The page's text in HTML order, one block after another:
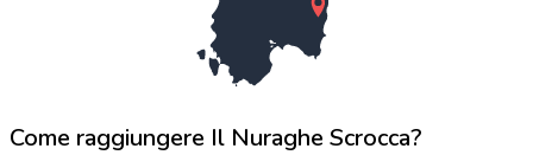
Come raggiungere Il Nuraghe Scrocca?